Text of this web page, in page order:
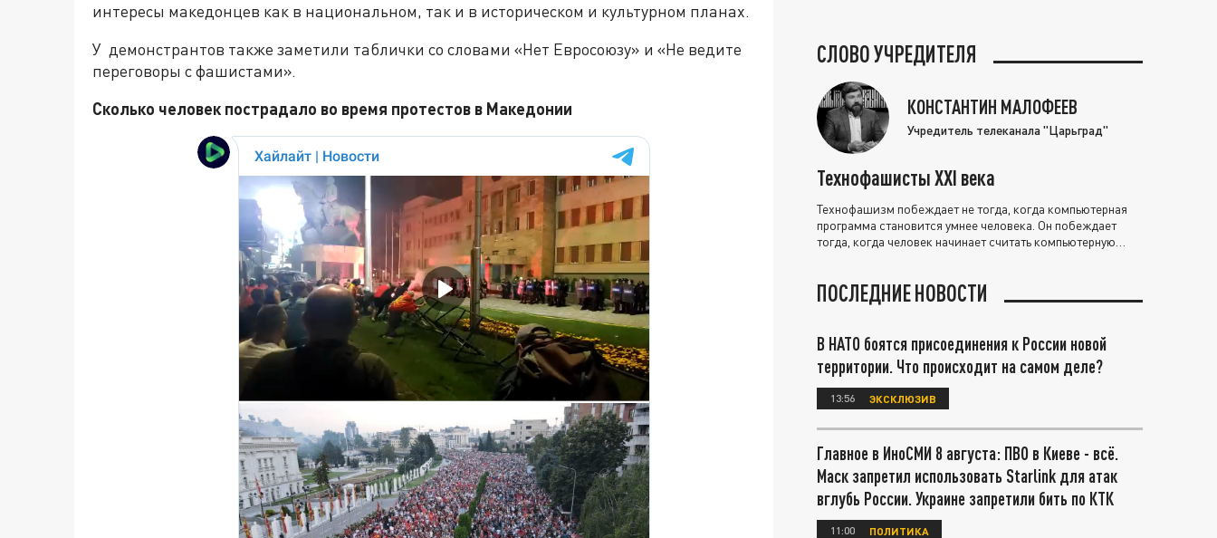
интересы македонцев как в национальном, так и в историческом и культурном планах.
У демонстрантов также заметили таблички со словами «Нет Евросоюзу» и «Не ведите
переговоры с фашистами».
Сколько человек пострадало во время протестов в Македонии
СЛОВО УЧРЕДИТЕЛЯ
КОНСТАНТИН МАЛОФЕЕВ
Учредитель телеканала "Царьград"
Технофашисты XXI века
Технофашизм побеждает не тогда, когда компьютерная
программа становится умнее человека. Он побеждает
тогда, когда человек начинает считать компьютерную
ПОСЛЕДНИЕ НОВОСТИ
В НАТО боятся присоединения к России новой
территории. Что происходит на самом деле?
13:56 ЭКСКЛЮЗИВ
Главное в ИноСМИ 8 августа: ПВО в Киеве - всё.
Маск запретил использовать Starlink для атак
вглубь России. Украине запретили бить по КТК
11:00 ПОЛИТИКА